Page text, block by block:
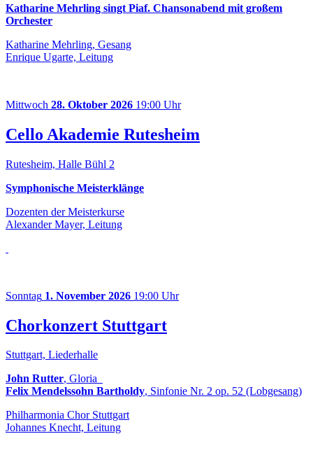
Katharine Mehrling singt Piaf. Chansonabend mit großem
Orchester
Katharine Mehrling, Gesang
Enrique Ugarte, Leitung
Mittwoch 28. Oktober 2026 19:00 Uhr
Cello Akademie Rutesheim
Rutesheim, Halle Bühl 2
Symphonische Meisterklänge
Dozenten der Meisterkurse
Alexander Mayer, Leitung
Sonntag 1. November 2026 19:00 Uhr
Chorkonzert Stuttgart
Stuttgart, Liederhalle
John Rutter, Gloria
Felix Mendelssohn Bartholdy, Sinfonie Nr. 2 op. 52 (Lobgesang)
Philharmonia Chor Stuttgart
Johannes Knecht, Leitung